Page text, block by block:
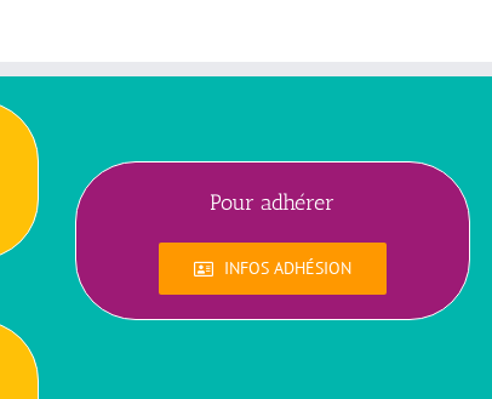
Pour adhérer
INFOS ADHÉSION